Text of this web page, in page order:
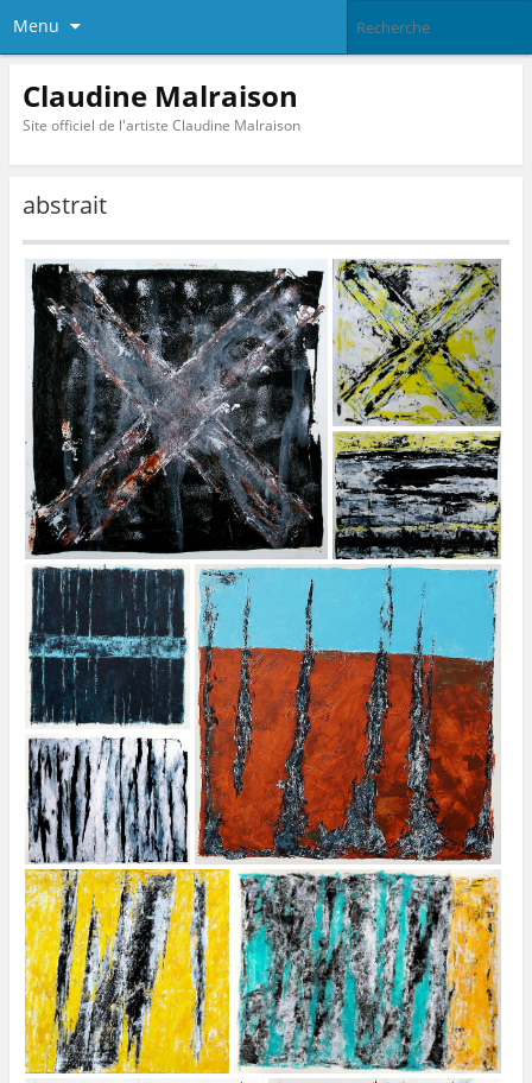
Menu
Claudine Malraison
Site officiel de l'artiste Claudine Malraison
abstrait